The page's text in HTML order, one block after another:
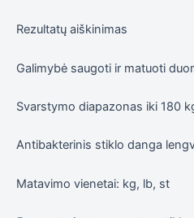
Rezultatų aiškinimas
Galimybė saugoti ir matuoti
Svarstymo diapazonas iki 180
Antibakterinis stiklo danga
Matavimo vienetai: kg, lb, st